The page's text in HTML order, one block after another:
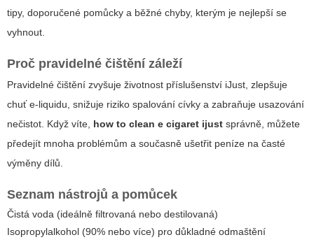
tipy, doporučené pomůcky a běžné chyby, kterým je nejlepší se
vyhnout.
Proč pravidelné čištění záleží
Pravidelné čištění zvyšuje životnost příslušenství iJust, zlepšuje
chuť e-liquidu, snižuje riziko spalování cívky a zabraňuje usazování
nečistot. Když víte, how to clean e cigaret ijust správně, můžete
předejít mnoha problémům a současně ušetřit peníze na časté
výměny dílů.
Seznam nástrojů a pomůcek
Čistá voda (ideálně filtrovaná nebo destilovaná)
Isopropylalkohol (90% nebo více) pro důkladné odmaštění